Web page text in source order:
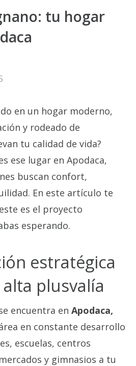
tu hogar
en un hogar moderno,
y rodeado de
tu calidad de vida?
ese lugar en Apodaca,
buscan confort,
En este artículo te
es el proyecto
esperando.
estratégica
plusvalía
encuentra en Apodaca,
en constante desarrollo
escuelas, centros
y gimnasios a tu